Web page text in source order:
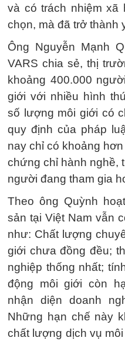
và có trách nhiệm xã
chọn, mà đã trở thành
Ông Nguyễn Mạnh
VARS chia sẻ, thị
khoảng 400.000
giới với nhiều hình
số lượng môi giới có
quy định của pháp
nay chỉ có khoảng
chứng chỉ hành nghề,
người đang tham gia
Theo ông Quỳnh
sản tại Việt Nam vẫn
như: Chất lượng
giới chưa đồng đều;
nghiệp thống nhất;
động môi giới còn
nhận diện doanh
Những hạn chế này
chất lượng dịch vụ